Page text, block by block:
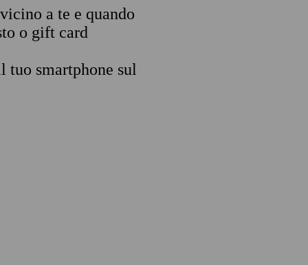
a te e quando
o gift card
tuo smartphone sul